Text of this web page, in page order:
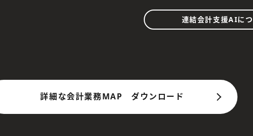
連結会計支援AIに
詳細な会計業務MAP ダウンロード